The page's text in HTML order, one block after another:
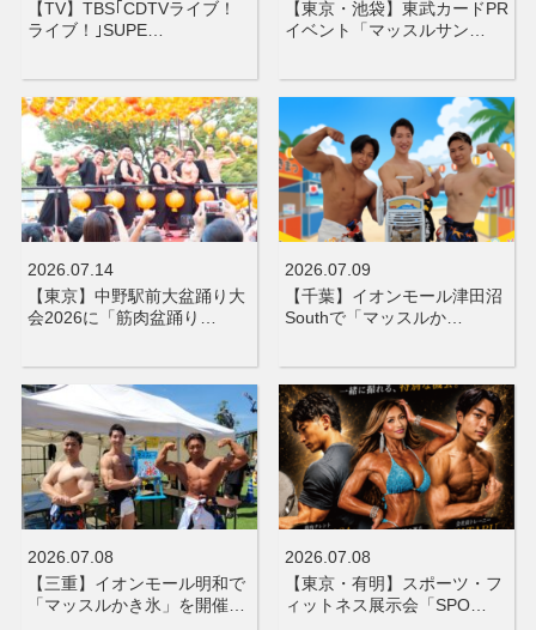
【TV】TBS｢CDTVライブ！
ライブ！｣SUPE…
【東京・池袋】東武カードPR
イベント「マッスルサン…
2026.07.14
【東京】中野駅前大盆踊り大
会2026に「筋肉盆踊り…
2026.07.09
【千葉】イオンモール津田沼
Southで「マッスルか…
2026.07.08
【三重】イオンモール明和で
「マッスルかき氷」を開催…
2026.07.08
【東京・有明】スポーツ・フ
ィットネス展示会「SPO…